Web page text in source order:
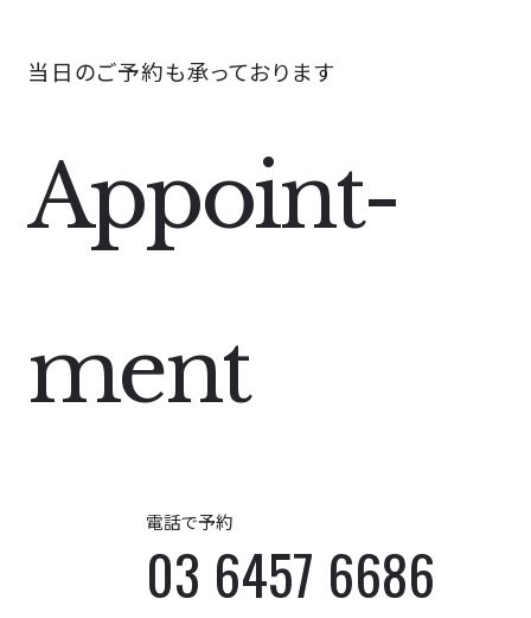
当日のご予約も承っております
Appoint-
ment
電話で予約
03 6457 6686